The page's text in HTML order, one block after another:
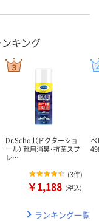
キング
Dr.Scholl（ドクターショ
ール） 靴用消臭・抗菌スプ
レ…
(3件)
￥1,188 （税込）
ベ
ランキング一覧